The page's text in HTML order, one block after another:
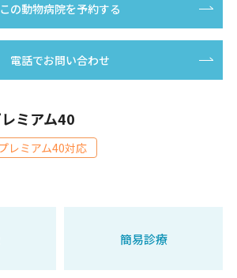
この動物病院を予約する
電話でお問い合わせ
ミアム40
レミアム40対応
簡易診療